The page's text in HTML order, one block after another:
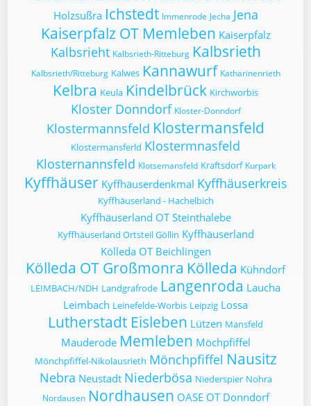
Holzsußra Ichstedt Immenrode Jecha Jena
Kaiserpfalz OT Memleben Kaiserpfalz
Kalbsrieht Kalbsrieth-Ritteburg Kalbsrieth
Kalbsrieth/Ritteburg Kalwes Kannawurf Katharinenrieth
Kelbra Keula Kindelbrück Kirchworbis
Kloster Donndorf Kloster-Donndorf
Klostermannsfeld Klostermansfeld
Klostermansferld Klostermnasfeld
Klosternannsfeld Klotsemansfeld Kraftsdorf Kurpark
Kyffhäuser Kyffhäuserdenkmal Kyffhäuserkreis
Kyffhäuserland - Hachelbich
Kyffhäuserland OT Steinthalebe
Kyffhäuserland Ortsteil Göllin Kyffhäuserland
Kölleda OT Beichlingen
Kölleda OT Großmonra Kölleda Kühndorf
LEIMBACH/NDH Landgrafrode Langenroda Laucha
Leimbach Leinefelde-Worbis Leipzig Lossa
Lutherstadt Eisleben Lützen Mansfeld
Mauderode Memleben Möchpfiffel
Mönchpfiffel-Nikolausrieth Mönchpfiffel Nausitz
Nebra Neustadt Niederbösa Niederspier Nohra
Nordausen Nordhausen OASE OT Donndorf